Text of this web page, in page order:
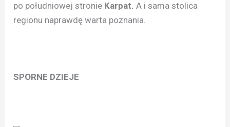
po południowej stronie Karpat.A i sama stolica
regionu naprawdę warta poznania.
SPORNE DZIEJE